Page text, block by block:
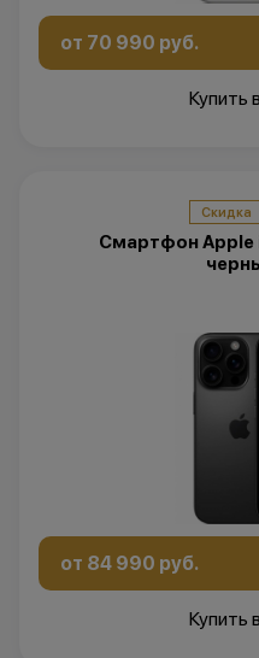
от 70 990 руб.
Купить
Скидка
Смартфон Apple
от 84 990 руб.
Купить